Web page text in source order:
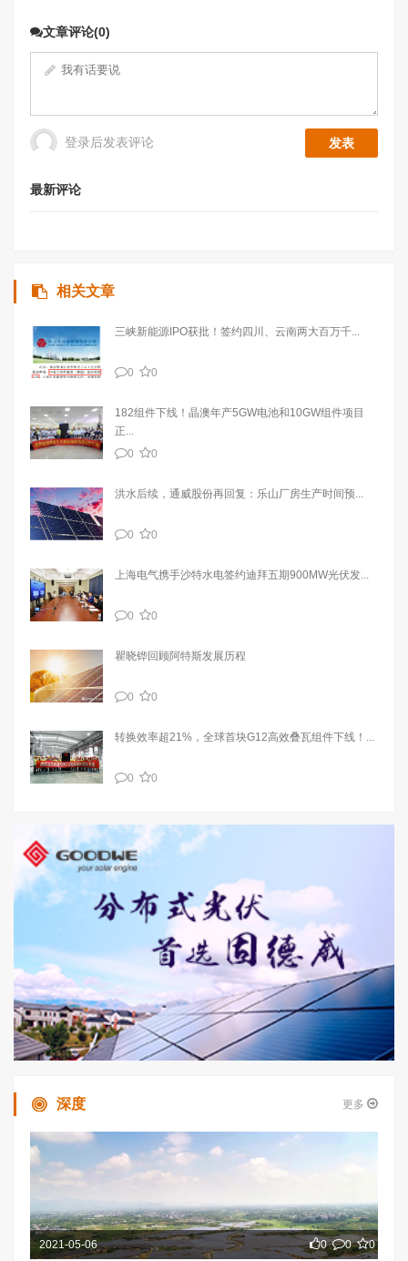
文章评论(0)
登录后发表评论
最新评论
相关文章
三峡新能源IPO获批！签约四川、云南两大百万千...
0 0
182组件下线！晶澳年产5GW电池和10GW组件项目
正...
0
0
洪水后续，通威股份再回复：乐山厂房生产时间预...
0 0
上海电气携手沙特水电签约迪拜五期900MW光伏发...
0 0
瞿晓铧回顾阿特斯发展历程
0 0
转换效率超21%，全球首块G12高效叠瓦组件下线！...
0 0
深度 更多
2021-05-06 0 0 0